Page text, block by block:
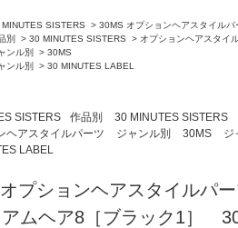
SISTERS > 30MS オプションヘアスタイルパ
別 > 30 MINUTES SISTERS > オプションヘアスタイ
ンル別 > 30MS
ンル別 > 30 MINUTES LABEL
SISTERS 作品別
30 MINUTES SISTERS
ヘアスタイルパーツ
ジャンル別 30MS
ジ
LABEL
プションヘアスタイルパ
アムヘア8［ブラック1］